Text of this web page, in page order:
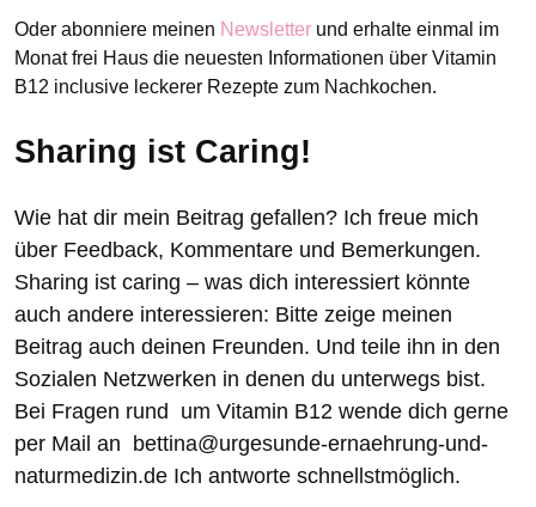
Oder abonniere meinen Newsletter und erhalte einmal im
Monat frei Haus die neuesten Informationen über Vitamin
B12 inclusive leckerer Rezepte zum Nachkochen.
Sharing ist Caring!
Wie hat dir mein Beitrag gefallen? Ich freue mich
über Feedback, Kommentare und Bemerkungen.
Sharing ist caring – was dich interessiert könnte
auch andere interessieren: Bitte zeige meinen
Beitrag auch deinen Freunden. Und teile ihn in den
Sozialen Netzwerken in denen du unterwegs bist.
Bei Fragen rund um Vitamin B12 wende dich gerne
per Mail an bettina@urgesunde-ernaehrung-und-
naturmedizin.de Ich antworte schnellstmöglich.